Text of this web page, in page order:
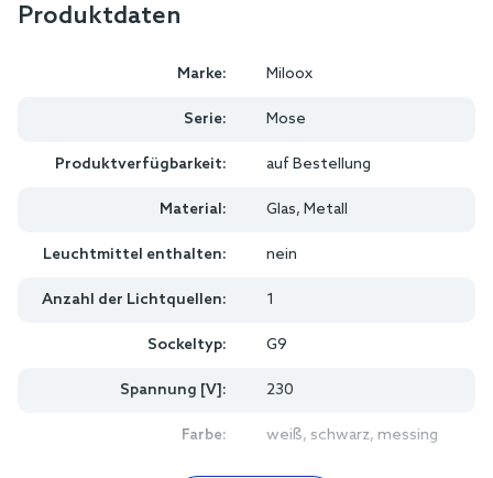
Produktdaten
Marke: Miloox
Serie: Mose
Produktverfügbarkeit: auf Bestellung
Material: Glas, Metall
Leuchtmittel enthalten: nein
Anzahl der Lichtquellen: 1
Sockeltyp: G9
Spannung [V]: 230
Farbe: weiß, schwarz, messing